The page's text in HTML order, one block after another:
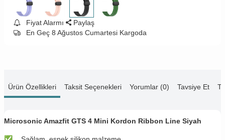
Fiyat Alarmı
Paylaş
En Geç 8 Ağustos Cumartesi Kargoda
Ürün Özellikleri Taksit Seçenekleri Yorumlar (0) Tavsiye Et
Microsonic Amazfit GTS 4 Mini Kordon Ribbon Line Siyah